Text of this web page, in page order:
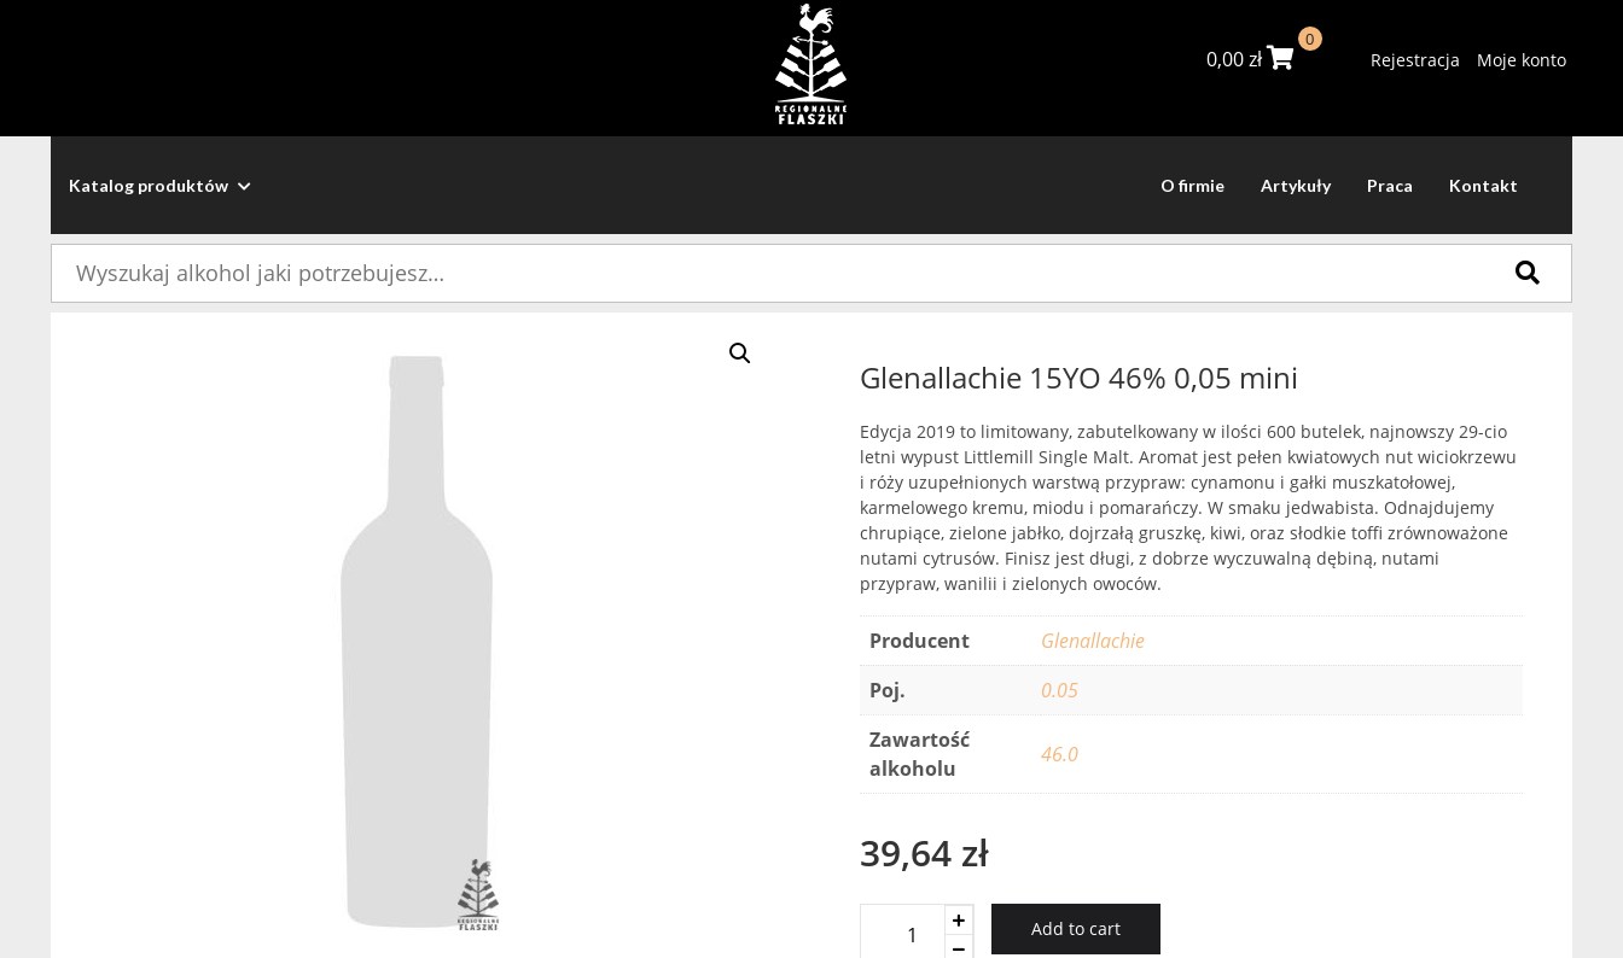
0,00zł
0
Rejestracja Moje konto
Katalog produktów O firmie Artykuły Praca Kontakt
Glenallachie 15YO 46% 0,05 mini
Edycja 2019 to limitowany, zabutelkowany w ilości 600 butelek, najnowszy 29-cio
letni wypust Littlemill Single Malt. Aromat jest pełen kwiatowych nut wiciokrzewu
i róży uzupełnionych warstwą przypraw: cynamonu i gałki muszkatołowej,
karmelowego kremu, miodu i pomarańczy. W smaku jedwabista. Odnajdujemy
chrupiące, zielone jabłko, dojrzałą gruszkę, kiwi, oraz słodkie toffi zrównoważone
nutami cytrusów. Finisz jest długi, z dobrze wyczuwalną dębiną, nutami
przypraw, wanilii i zielonych owoców.
Producent
Glenallachie
Poj.
0.05
Zawartość
alkoholu
46.0
39,64 zł
Glenallachie
Add to cart